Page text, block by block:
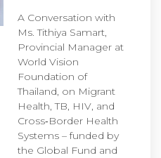
A Conversation with
Ms. Tithiya Samart,
Provincial Manager at
World Vision
Foundation of
Thailand, on Migrant
Health, TB, HIV, and
Cross‑Border Health
Systems – funded by
the Global Fund and